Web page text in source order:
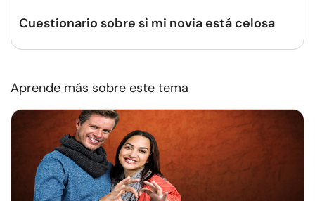
Cuestionario sobre si mi novia está celosa
Aprende más sobre este tema